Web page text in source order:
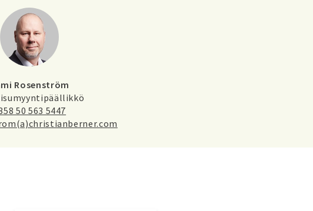
Rosenström
50 563 5447